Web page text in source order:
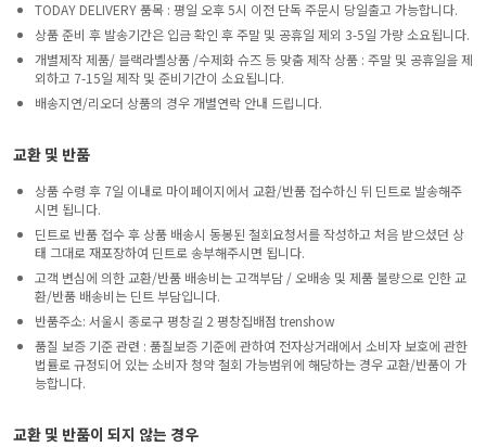
TODAY DELIVERY 품목 : 평일 오후 5시 이전 단독 주문시 당일출고 가능합니다.
상품 준비 후 발송기간은 입금 확인 후 주말 및 공휴일 제외 3-5일 가량 소요됩니다.
개별제작 제품/ 블랙라벨상품 /수제화 슈즈 등 맞춤 제작 상품 : 주말 및 공휴일을 제
외하고 7-15일 제작 및 준비기간이 소요됩니다.
배송지연/리오더 상품의 경우 개별연락 안내 드립니다.
교환 및 반품
상품 수령 후 7일 이내로 마이페이지에서 교환/반품 접수하신 뒤 딘트로 발송해주
시면 됩니다.
딘트로 반품 접수 후 상품 배송시 동봉된 철회요청서를 작성하고 처음 받으셨던 상
태 그대로 재포장하여 딘트로 송부해주시면 됩니다.
고객 변심에 의한 교환/반품 배송비는 고객부담 / 오배송 및 제품 불량으로 인한 교
환/반품 배송비는 딘트 부담입니다.
반품주소: 서울시 종로구 평창길 2 평창집배점 trenshow
품질 보증 기준 관련 : 품질보증 기준에 관하여 전자상거래에서 소비자 보호에 관한
법률로 규정되어 있는 소비자 청약 철회 가능범위에 해당하는 경우 교환/반품이 가
능합니다.
교환 및 반품이 되지 않는 경우